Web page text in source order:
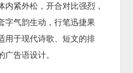
紧外松，开合对比强烈，
字气韵生动，行笔迅捷果
用于现代诗歌、短文的排
告语设计。